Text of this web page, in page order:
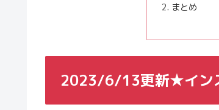
まとめ
2023/6/13更新★イン